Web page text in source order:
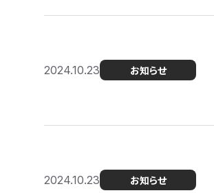
2024.10.23 お知らせ
2024.10.23 お知らせ